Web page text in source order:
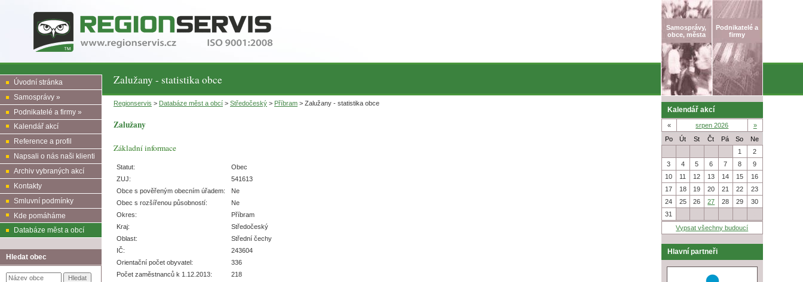
Samosprávy,
obce, města
Podnikatelé a
firmy
Zalužany - statistika obce
Úvodní stránka
Samosprávy »
Podnikatelé a firmy »
Kalendář akcí
Reference a profil
Napsali o nás naši klienti
Archiv vybraných akcí
Kontakty
Smluvní podmínky
Kde pomáháme
Databáze měst a obcí
Hledat obec
Kalendář akcí
« srpen 2026
»
Po
Út St Čt Pá So
Ne
1
2
3
4 5 6 7 8
9
10
11 12 13 14 15
16
17
18 19 20 21 22
23
24
25 26 27 28 29
30
31
Vypsat všechny budoucí
Hlavní partneři
Regionservis > Databáze měst a obcí > Středočeský > Příbram > Zalužany - statistika obce
Zalužany
Základní informace
Statut:
Obec
ZUJ:
541613
Obce s pověřeným obecním úřadem:
Ne
Obec s rozšířenou působností:
Ne
Okres:
Příbram
Kraj:
Středočeský
Oblast:
Střední čechy
IČ:
243604
Orientační počet obyvatel:
336
Počet zaměstnanců k 1.12.2013:
218